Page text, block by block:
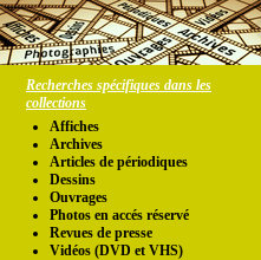
Recherches spécifiques dans les
collections
Affiches
Archives
Articles de périodiques
Dessins
Ouvrages
Photos en accés réservé
Revues de presse
Vidéos (DVD et VHS)